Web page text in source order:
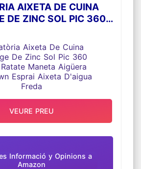
AIXETA DE CUINA
DE ZINC SOL PIC 360
ESPRAI AIXETA D'AIGUA
FREDA
Informació y Opinions a
Amazon
VEURE PREU